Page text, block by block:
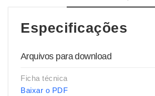
Especificações
Arquivos para download
Ficha técnica
Baixar o PDF